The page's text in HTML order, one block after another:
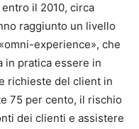
il 2010, circa
raggiunto un livello
experience», che
in pratica essere in
richieste del client in
75 per cento, il rischio
dei clienti e assistere